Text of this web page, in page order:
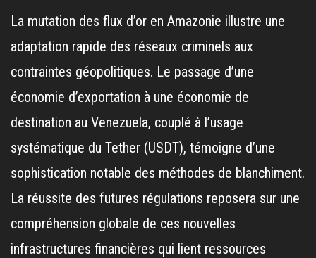
La mutation des flux d’or en Amazonie illustre une
adaptation rapide des réseaux criminels aux
contraintes géopolitiques. Le passage d’une
économie d’exportation à une économie de
destination au Venezuela, couplé à l’usage
systématique du Tether (USDT), témoigne d’une
sophistication notable des méthodes de blanchiment.
La réussite des futures régulations reposera sur une
compréhension globale de ces nouvelles
infrastructures financières qui lient ressources